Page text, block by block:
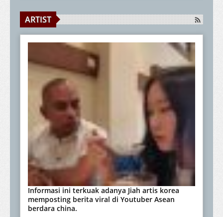
ARTIST
Informasi ini terkuak adanya Jiah artis korea
memposting berita viral di Youtuber Asean
berdara china.